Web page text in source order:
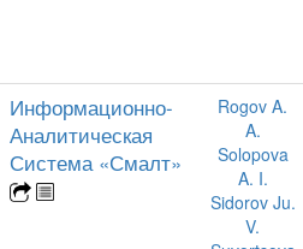
Информационно-
Аналитическая
Система «Смалт»
Rogov A.
A.
Solopova
A. I.
Sidorov Ju.
V.